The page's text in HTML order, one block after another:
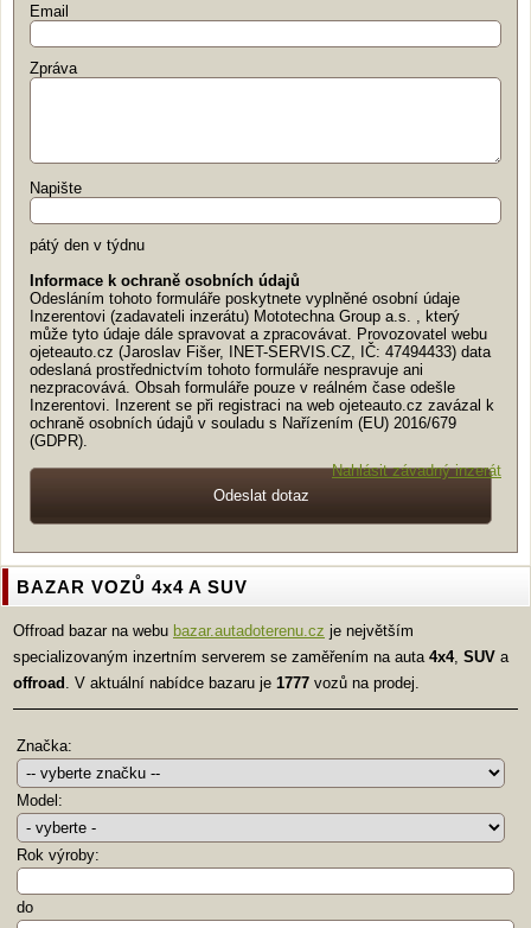
Email
Zpráva
Napište
pátý den v týdnu
Informace k ochraně osobních údajů
Odesláním tohoto formuláře poskytnete vyplněné osobní údaje
Inzerentovi (zadavateli inzerátu) Mototechna Group a.s. , který
může tyto údaje dále spravovat a zpracovávat. Provozovatel webu
ojeteauto.cz (Jaroslav Fišer, INET-SERVIS.CZ, IČ: 47494433) data
odeslaná prostřednictvím tohoto formuláře nespravuje ani
nezpracovává. Obsah formuláře pouze v reálném čase odešle
Inzerentovi. Inzerent se při registraci na web ojeteauto.cz zavázal k
ochraně osobních údajů v souladu s Nařízením (EU) 2016/679
(GDPR).
Nahlásit závadný inzerát
BAZAR VOZŮ 4x4 A SUV
Offroad bazar na webu bazar.autadoterenu.cz je největším
specializovaným inzertním serverem se zaměřením na auta 4x4, SUV a
offroad . V aktuální nabídce bazaru je 1777 vozů na prodej.
Značka:
Model:
Rok výroby:
do